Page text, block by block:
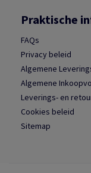
Praktische
FAQs
Privacy beleid
Algemene
Algemene
Leverings- en
Cookies beleid
Sitemap